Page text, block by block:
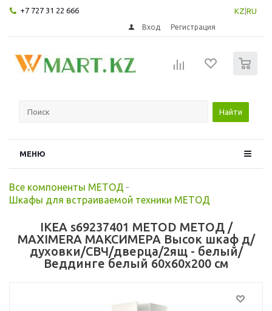
+7 727 31 22 666 KZ RU
Вход Регистрация
Найти
МЕНЮ
Все компоненты МЕТОД -
Шкафы для встраиваемой техники МЕТОД
IKEA s69237401 METOD МЕТОД /
MAXIMERA МАКСИМЕРА Высок шкаф д/
духовки/СВЧ/дверца/2ящ - белый/
Веддинге белый 60x60x200 см